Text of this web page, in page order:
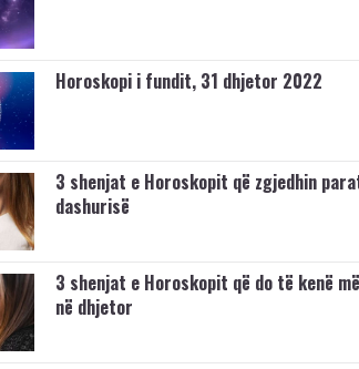
Horoskopi i fundit, 31 dhjetor 2022
3 shenjat e Horoskopit që zgjedhin
dashurisë
3 shenjat e Horoskopit që do të kenë
në dhjetor